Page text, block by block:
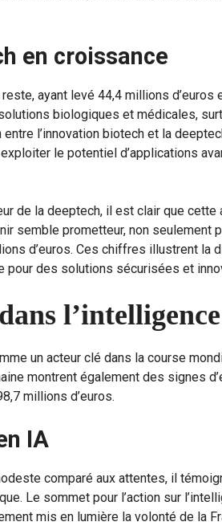
en croissance
ayant levé 44,4 millions d’euros
biologiques et médicales,
l’innovation biotech et la
le potentiel d’applications
de la deeptech, il est clair que cette
semble prometteur, non seulement
d’euros. Ces chiffres illustrent la
pour des solutions sécurisées et
un acteur clé dans la course
montrent également des signes
millions d’euros.
IA
comparé aux attentes, il
Le sommet pour l’action sur
mis en lumière la volonté de la